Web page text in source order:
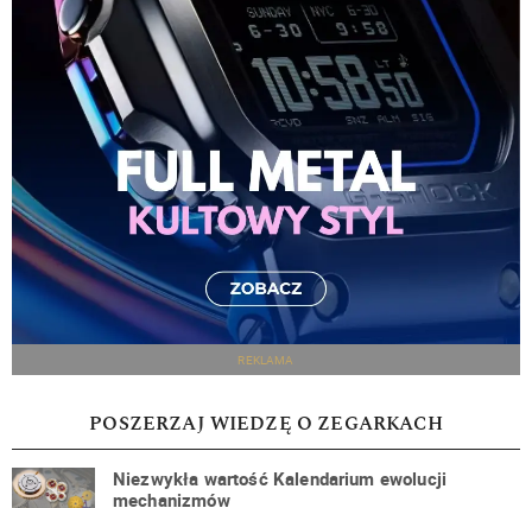
REKLAMA
POSZERZAJ WIEDZĘ O ZEGARKACH
Niezwykła wartość Kalendarium ewolucji
mechanizmów